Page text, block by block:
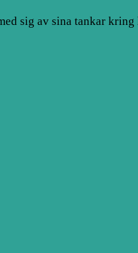
sig av sina tankar